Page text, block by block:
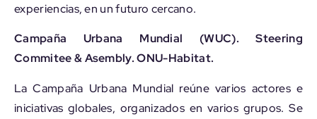
experiencias, en un futuro cercano.
Campaña Urbana Mundial (WUC). Steering
Commitee & Asembly. ONU-Habitat.
La Campaña Urbana Mundial reúne varios actores e
iniciativas globales, organizados en varios grupos. Se